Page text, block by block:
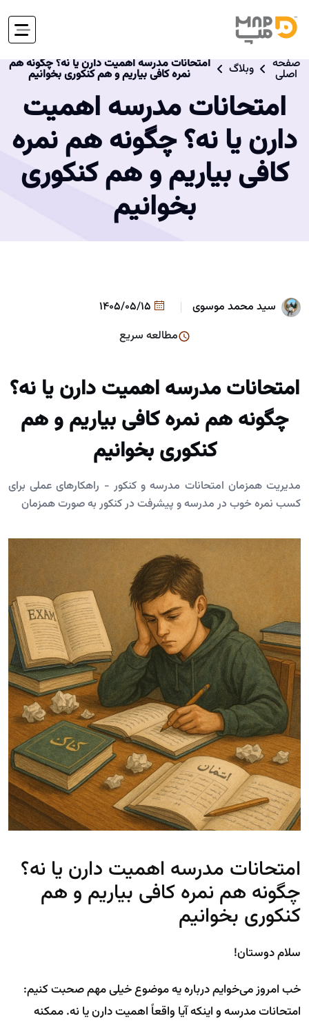
صفحه
اصلی وبلاگ امتحانات مدرسه اهمیت دارن یا نه؟ چگونه هم
نمره کافی بیاریم و هم کنکوری بخوانیم
امتحانات مدرسه اهمیت
دارن یا نه؟ چگونه هم نمره
کافی بیاریم و هم کنکوری
بخوانیم
سید محمد موسوی
مطالعه سریع
امتحانات مدرسه اهمیت دارن یا نه؟
چگونه هم نمره کافی بیاریم و هم
کنکوری بخوانیم
مدیریت همزمان امتحانات مدرسه و کنکور - راهکارهای عملی برای
کسب نمره خوب در مدرسه و پیشرفت در کنکور به صورت همزمان
امتحانات مدرسه اهمیت دارن یا نه؟
چگونه هم نمره کافی بیاریم و هم
کنکوری بخوانیم
سلام دوستان!
خب امروز می‌خوایم درباره یه موضوع خیلی مهم صحبت کنیم:
امتحانات مدرسه و اینکه آیا واقعاً اهمیت دارن یا نه. ممکنه